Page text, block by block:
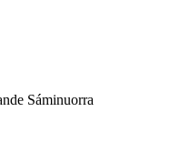
Sáminuorra